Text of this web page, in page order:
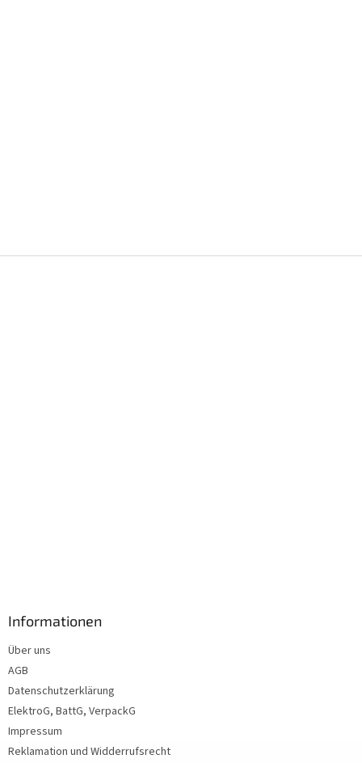
Informationen
Über uns
AGB
Datenschutzerklärung
ElektroG, BattG, VerpackG
Impressum
Reklamation und Widderrufsrecht